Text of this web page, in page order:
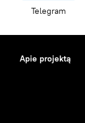
Telegram
Apie projektą